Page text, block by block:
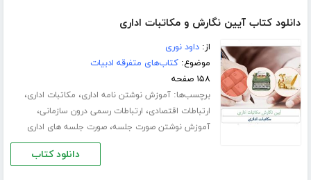
دانلود کتاب آیین نگارش و مکاتبات اداری
از:داود نوری
موضوع:کتاب‌های متفرقه ادبیات
۱۵۸ صفحه
برچسب‌ها:آموزش نوشتن نامه اداری، مکاتبات اداری،
ارتباطات اقتصادی، ارتباطات رسمی درون سازمانی،
آموزش نوشتن صورت جلسه،صورت جلسه های اداری
دانلود کتاب